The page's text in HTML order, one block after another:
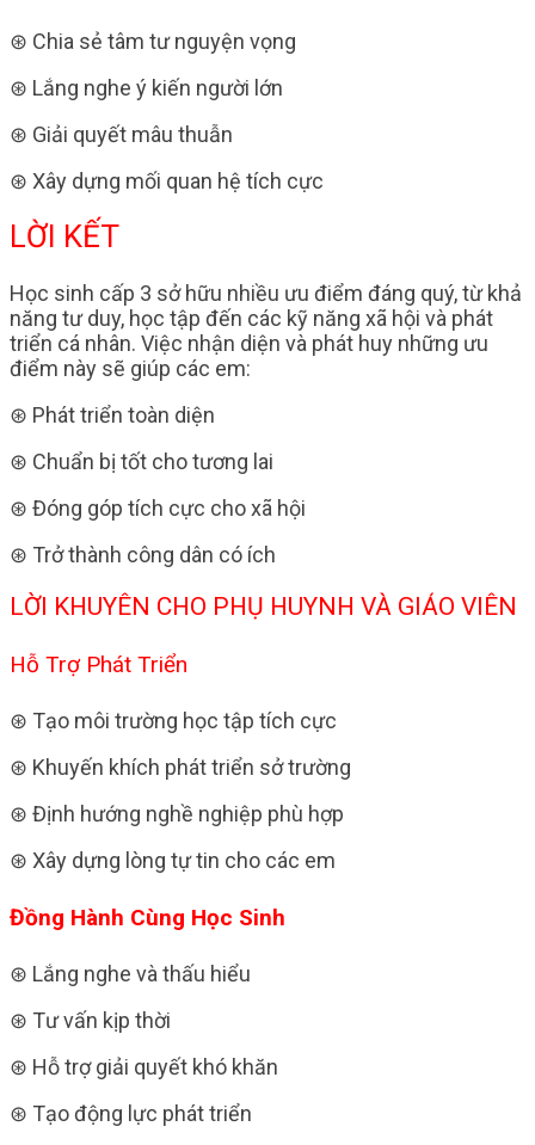
⊛ Chia sẻ tâm tư nguyện vọng
⊛ Lắng nghe ý kiến người lớn
⊛ Giải quyết mâu thuẫn
⊛ Xây dựng mối quan hệ tích cực
LỜI KẾT
Học sinh cấp 3 sở hữu nhiều ưu điểm đáng quý, từ khả
năng tư duy, học tập đến các kỹ năng xã hội và phát
triển cá nhân. Việc nhận diện và phát huy những ưu
điểm này sẽ giúp các em:
⊛ Phát triển toàn diện
⊛ Chuẩn bị tốt cho tương lai
⊛ Đóng góp tích cực cho xã hội
⊛ Trở thành công dân có ích
LỜI KHUYÊN CHO PHỤ HUYNH VÀ GIÁO VIÊN
Hỗ Trợ Phát Triển
⊛ Tạo môi trường học tập tích cực
⊛ Khuyến khích phát triển sở trường
⊛ Định hướng nghề nghiệp phù hợp
⊛ Xây dựng lòng tự tin cho các em
Đồng Hành Cùng Học Sinh
⊛ Lắng nghe và thấu hiểu
⊛ Tư vấn kịp thời
⊛ Hỗ trợ giải quyết khó khăn
⊛ Tạo động lực phát triển